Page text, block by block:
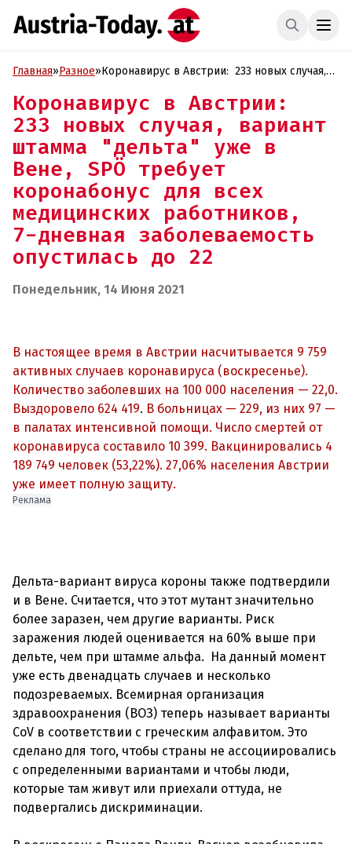
Главная»Разное»Коронавирус в Австрии: 233 новых случая,
требует коронабонус для всех медицинских
работников, 7-дневная заболеваемость
опустилась до 22
Коронавирус в Австрии:
233 новых случая, вариант
штамма "дельта" уже в
Вене, SPÖ требует
коронабонус для всех
медицинских работников,
7-дневная заболеваемость
опустилась до 22
Понедельник, 14 Июня 2021
В настоящее время в Австрии насчитывается 9 759
активных случаев коронавируса (воскресенье).
Количество заболевших на 100 000 населения — 22,0.
Выздоровело 624 419. В больницах — 229, из них 97 —
в палатах интенсивной помощи. Число смертей от
коронавируса составило 10 399. Вакцинировались 4
189 749 человек (53,22%). 27,06% населения Австрии
уже имеет полную защиту.
Реклама
Дельта-вариант вируса короны также подтвердили
и в Вене. Считается, что этот мутант значительно
более заразен, чем другие варианты. Риск
заражения людей оценивается на 60% выше при
дельте, чем при штамме альфа. На данный момент
уже есть двенадцать случаев и несколько
подозреваемых. Всемирная организация
здравоохранения (ВОЗ) теперь называет варианты
CoV в соответствии с греческим алфавитом. Это
сделано для того, чтобы страны не ассоциировались
с определенными вариантами и чтобы люди,
которые там живут или приехали оттуда, не
подвергались дискриминации.